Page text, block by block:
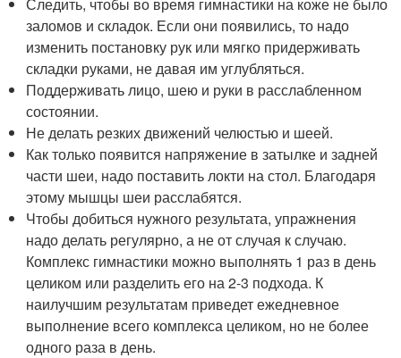
заломов и складок. Если они появились, то надо
изменить постановку рук или мягко придерживать
складки руками, не давая им углубляться.
Поддерживать лицо, шею и руки в расслабленном
состоянии.
Не делать резких движений челюстью и шеей.
Как только появится напряжение в затылке и задней
части шеи, надо поставить локти на стол. Благодаря
этому мышцы шеи расслабятся.
Чтобы добиться нужного результата, упражнения
надо делать регулярно, а не от случая к случаю.
Комплекс гимнастики можно выполнять 1 раз в день
целиком или разделить его на 2-3 подхода. К
наилучшим результатам приведет ежедневное
выполнение всего комплекса целиком, но не более
одного раза в день.